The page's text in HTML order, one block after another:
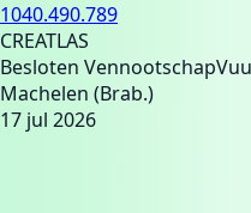
1040.490.789
CREATLAS
Besloten Vennootschap
Machelen (Brab.)
17 jul 2026